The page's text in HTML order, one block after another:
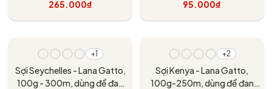
265.000₫ 95.000₫
+1
Sợi Seychelles - Lana Gatto,
100g - 300m, dùng để đan
+2
Sợi Kenya - Lana Gatto,
100g-250m, dùng để đan